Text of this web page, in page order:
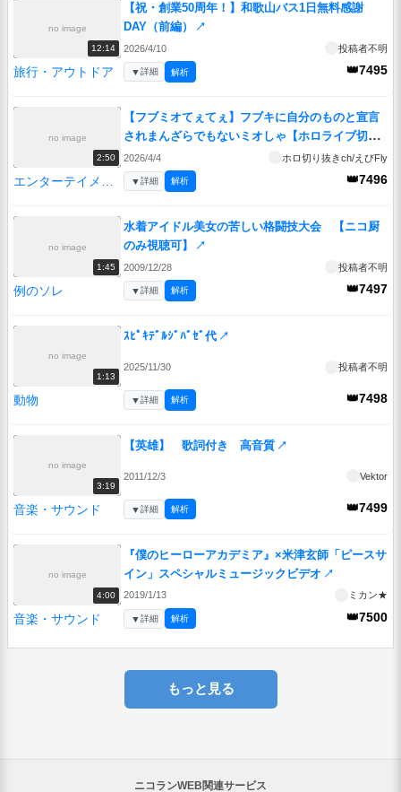
no image
12:14
【祝・創業50周年！】和歌山バス1日無料感謝
DAY（前編）
↗
2026/4/10 投稿者不明
旅行・アウトドア 👑7495
▼詳細 解析
no image
2:50
【フブミオてぇてぇ】フブキに自分のものと宣言
されまんざらでもないミオしゃ【ホロライブ切り
抜き/白上フブキ/ 大神ミオ/hololive/3Dアニメ】
↗
2026/4/4 ホロ切り抜きch/えびFly
エンターテイメント 👑7496
▼詳細 解析
no image
1:45
水着アイドル美女の苦しい格闘技大会 【ニコ厨
のみ視聴可】
↗
2009/12/28 投稿者不明
例のソレ 👑7497
▼詳細 解析
no image
1:13
ｽﾋﾟｷﾃﾞﾙｼﾞﾊﾞｾﾞ代 ↗
2025/11/30 投稿者不明
動物 👑7498
▼詳細 解析
no image
3:19
【英雄】 歌詞付き 高音質 ↗
2011/12/3 Vektor
音楽・サウンド 👑7499
▼詳細 解析
no image
4:00
『僕のヒーローアカデミア』×米津玄師「ピースサ
イン」スペシャルミュージックビデオ ↗
2019/1/13 ミカン★
音楽・サウンド 👑7500
▼詳細 解析
もっと見る
ニコランWEB関連サービス